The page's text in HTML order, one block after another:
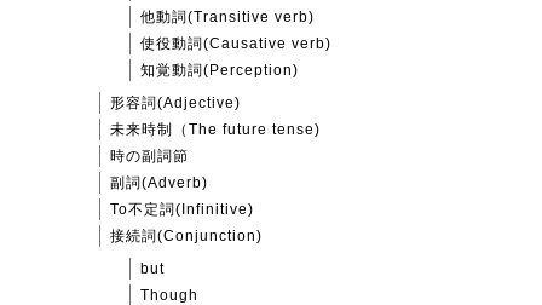
他動詞(Transitive verb)
使役動詞(Causative verb)
知覚動詞(Perception)
形容詞(Adjective)
未来時制（The future tense)
時の副詞節
副詞(Adverb)
To不定詞(Infinitive)
接続詞(Conjunction)
but
Though